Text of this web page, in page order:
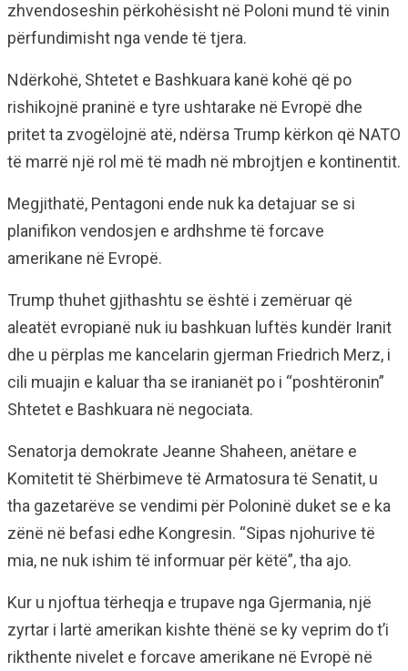
zhvendoseshin përkohësisht në Poloni mund të vinin
përfundimisht nga vende të tjera.
Ndërkohë, Shtetet e Bashkuara kanë kohë që po
rishikojnë praninë e tyre ushtarake në Evropë dhe
pritet ta zvogëlojnë atë, ndërsa Trump kërkon që NATO
të marrë një rol më të madh në mbrojtjen e kontinentit.
Megjithatë, Pentagoni ende nuk ka detajuar se si
planifikon vendosjen e ardhshme të forcave
amerikane në Evropë.
Trump thuhet gjithashtu se është i zemëruar që
aleatët evropianë nuk iu bashkuan luftës kundër Iranit
dhe u përplas me kancelarin gjerman Friedrich Merz, i
cili muajin e kaluar tha se iranianët po i “poshtëronin”
Shtetet e Bashkuara në negociata.
Senatorja demokrate Jeanne Shaheen, anëtare e
Komitetit të Shërbimeve të Armatosura të Senatit, u
tha gazetarëve se vendimi për Poloninë duket se e ka
zënë në befasi edhe Kongresin. “Sipas njohurive të
mia, ne nuk ishim të informuar për këtë”, tha ajo.
Kur u njoftua tërheqja e trupave nga Gjermania, një
zyrtar i lartë amerikan kishte thënë se ky veprim do t’i
rikthente nivelet e forcave amerikane në Evropë në